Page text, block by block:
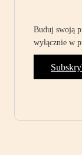
Buduj swoją
wyłącznie w